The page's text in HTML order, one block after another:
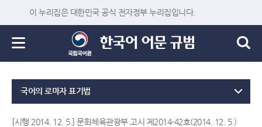
이 누리집은 대한민국 공식 전자정부 누리집입니다.
국어의 로마자 표기법
[시행 2014. 12. 5.] 문화체육관광부 고시 제2014-42호(2014. 12. 5.)